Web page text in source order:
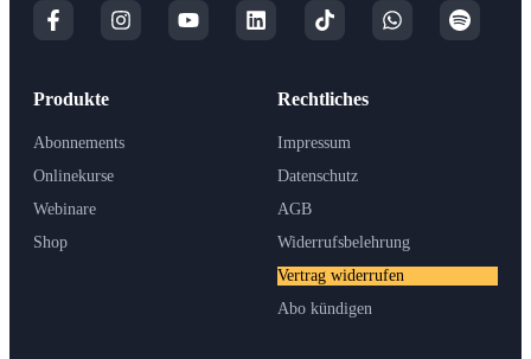
Produkte
Abonnements
Onlinekurse
Webinare
Shop
Rechtliches
Impressum
Datenschutz
AGB
Widerrufsbelehrung
Vertrag widerrufen
Abo kündigen